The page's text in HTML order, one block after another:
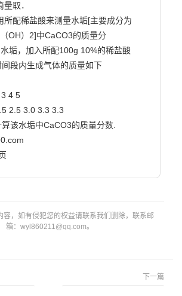
取．
所配稀盐酸来测量水垢[主要成分为
OH）2]中CaCO3的质量分
垢，加入所配100g 10%的稀盐酸
段内生成气体的质量如下
4 5
2.5 3.0 3.3 3.3
该水垢中CaCO3的质量分数.
共 8 页
容，如有侵犯您的权益请联系我们删除，联系邮
箱：wyl860211@qq.com。
下一篇